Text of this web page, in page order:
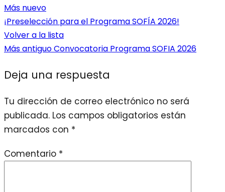
Más nuevo
¡Preselección para el Programa SOFÍA 2026!
Volver a la lista
Más antiguoConvocatoria Programa SOFIA 2026
Deja una respuesta
Tu dirección de correo electrónico no será
publicada. Los campos obligatorios están
marcados con *
Comentario *